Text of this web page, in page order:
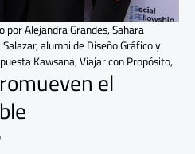
el
por Alejandra Grandes, Sahara
alumni de Diseño Gráfico y
Kawsana, Viajar con Propósito,